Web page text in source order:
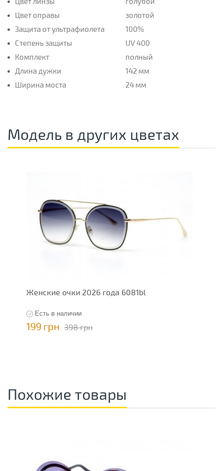
Цвет оправы
золотой
Защита от ультрафиолета
100%
Степень защиты
UV 400
Комплект
полный
Длина дужки
142 мм
Ширина моста
24 мм
Модель в других цветах
Женские очки 2026 года 6081bl
Есть в наличии
199 грн 398 грн
Похожие товары